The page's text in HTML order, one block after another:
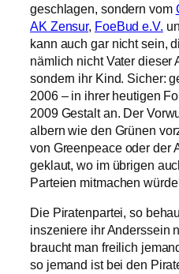
geschlagen, sondern vom
AK Zensur, FoeBud e.V.
kann auch gar nicht sein,
nämlich nicht Vater dieser
sondern ihr Kind. Sicher:
2006 – in ihrer heutigen
2009 Gestalt an. Der
albern wie den Grünen
von Greenpeace oder der
geklaut, wo im übrigen
Parteien mitmachen
Die Piratenpartei, so
inszeniere ihr Anderssein
braucht man freilich
so jemand ist bei den